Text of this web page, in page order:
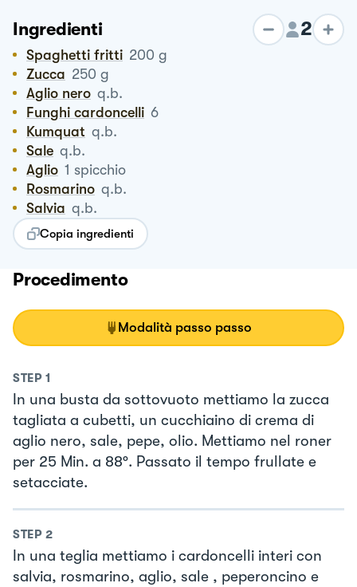
Ingredienti 2
Spaghetti fritti 200 g
Zucca 250 g
Aglio nero q.b.
Funghi cardoncelli 6
Kumquat q.b.
Sale q.b.
Aglio 1 spicchio
Rosmarino q.b.
Salvia q.b.
Copia ingredienti
Procedimento
Modalità passo passo
STEP 1
In una busta da sottovuoto mettiamo la zucca
tagliata a cubetti, un cucchiaino di crema di
aglio nero, sale, pepe, olio. Mettiamo nel roner
per 25 Min. a 88°. Passato il tempo frullate e
setacciate.
STEP 2
In una teglia mettiamo i cardoncelli interi con
salvia, rosmarino, aglio, sale , peperoncino e